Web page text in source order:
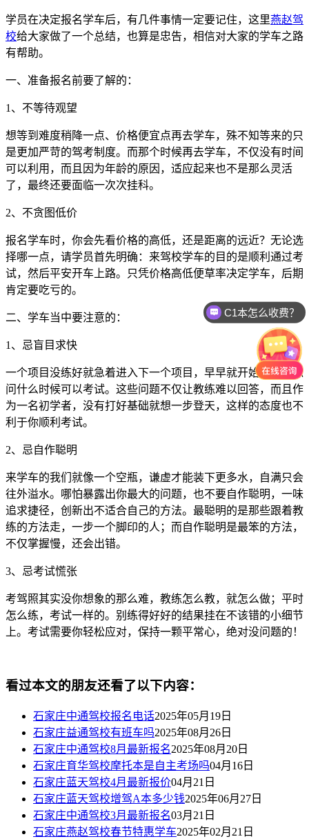
学员在决定报名学车后，有几件事情一定要记住，这里燕赵驾
校给大家做了一个总结，也算是忠告，相信对大家的学车之路
有帮助。
一、准备报名前要了解的：
1 、不等待观望
想等到难度稍降一点、价格便宜点再去学车，殊不知等来的只
是更加严苛的驾考制度。而那个时候再去学车，不仅没有时间
可以利用，而且因为年龄的原因，适应起来也不是那么灵活
了，最终还要面临一次次挂科。
2、不贪图低价
报名学车时，你会先看价格的高低，还是距离的远近？无论选
择哪一点，请学员首先明确：来驾校学车的目的是顺利通过考
试，然后平安开车上路。只凭价格高低便草率决定学车，后期
肯定要吃亏的。
二、学车当中要注意的：
1 、忌盲目求快
一个项目没练好就急着进入下一个项目，早早就开始追着教练
问什么时候可以考试。这些问题不仅让教练难以回答，而且作
为一名初学者，没有打好基础就想一步登天，这样的态度也不
利于你顺利考试。
2、忌自作聪明
来学车的我们就像一个空瓶，谦虚才能装下更多水，自满只会
往外溢水。哪怕暴露出你最大的问题，也不要自作聪明，一味
追求捷径，创新出不适合自己的方法。最聪明的是那些跟着教
练的方法走，一步一个脚印的人；而自作聪明是最笨的方法，
不仅掌握慢，还会出错。
3、忌考试慌张
考驾照其实没你想象的那么难，教练怎么教，就怎么做；平时
怎么练，考试一样的。别练得好好的结果挂在不该错的小细节
上。考试需要你轻松应对，保持一颗平常心，绝对没问题的！
看过本文的朋友还看了以下内容：
石家庄中通驾校报名电话2025年05月19日
石家庄益通驾校有班车吗2025年08月26日
石家庄中通驾校8月最新报名2025年08月20日
石家庄育华驾校摩托本是自主考场吗04月16日
石家庄蓝天驾校4月最新报价04月21日
石家庄蓝天驾校增驾A本多少钱2025年06月27日
石家庄中通驾校3月最新报名03月21日
石家庄燕赵驾校春节特惠学车2025年02月21日
C1本怎么收费？